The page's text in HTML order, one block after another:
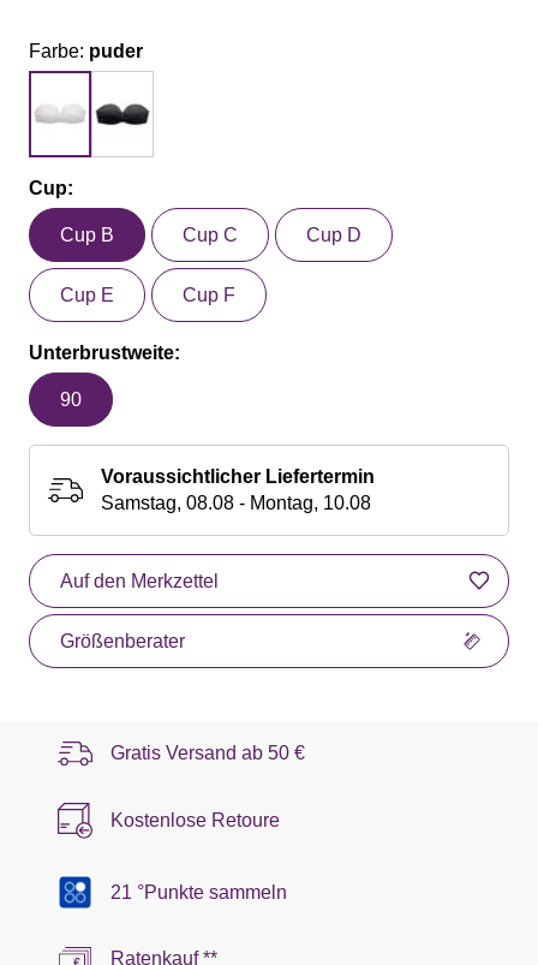
Farbe: puder
Cup:
Cup B Cup C Cup D
Cup E Cup F
Unterbrustweite:
90
Voraussichtlicher Liefertermin
Samstag, 08.08 - Montag, 10.08
Auf den Merkzettel
Größenberater
Gratis Versand ab 50 €
Kostenlose Retoure
21 °Punkte sammeln
Ratenkauf **